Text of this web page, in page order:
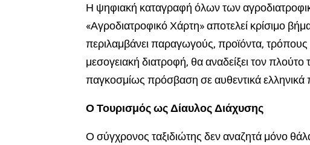
Η ψηφιακή καταγραφή όλων των
«Αγροδιατροφικό Χάρτη» αποτελεί κρίσιμο
περιλαμβάνει παραγωγούς, προϊόντα, τρόπους
μεσογειακή διατροφή, θα αναδείξει τον
παγκοσμίως πρόσβαση σε αυθεντικά ελληνικά
Ο Τουρισμός ως Δίαυλος Διάχυσης
Ο σύγχρονος ταξιδιώτης δεν αναζητά μόνο